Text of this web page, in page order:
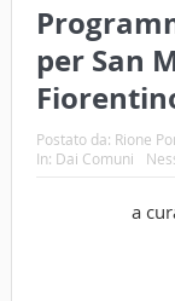
per San
Postato da: Rione
In: Dai Comuni
a